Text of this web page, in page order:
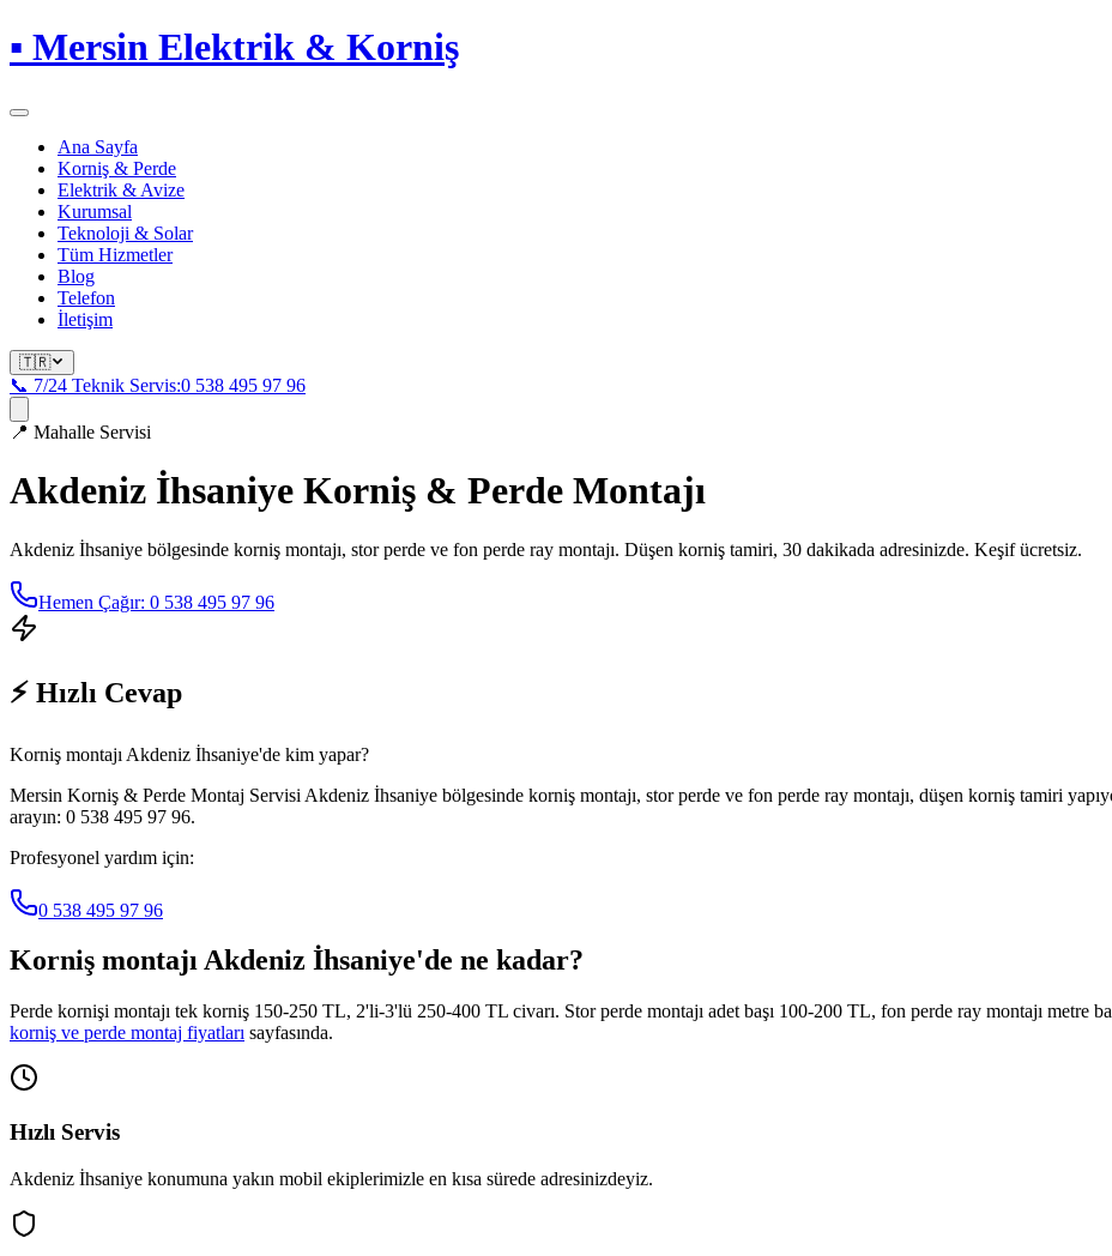
▪ Mersin Elektrik & Korniş
Ana Sayfa
Korniş & Perde
Elektrik & Avize
Kurumsal
Teknoloji & Solar
Tüm Hizmetler
Blog
Telefon
İletişim
🇹🇷
📞 7/24 Teknik Servis:0 538 495 97 96
📍 Mahalle Servisi
Akdeniz İhsaniye Korniş & Perde Montajı
Akdeniz İhsaniye bölgesinde korniş montajı, stor perde ve fon perde ray montajı. Düşen korniş tamiri, 30 dakikada adresinizde. Keşif ücretsiz.
Hemen Çağır: 0 538 495 97 96
⚡ Hızlı Cevap
Korniş montajı Akdeniz İhsaniye'de kim yapar?
Mersin Korniş & Perde Montaj Servisi Akdeniz İhsaniye bölgesinde korniş montajı, stor perde ve fon perde ray montajı, düşen korniş tamiri
arayın: 0 538 495 97 96.
Profesyonel yardım için:
0 538 495 97 96
Korniş montajıAkdeniz İhsaniye'de ne kadar?
Perde kornişi montajı tek korniş 150-250 TL, 2'li-3'lü 250-400 TL civarı. Stor perde montajı adet başı 100-200 TL, fon perde ray montajı metre
korniş ve perde montaj fiyatları sayfasında.
Hızlı Servis
Akdeniz İhsaniye konumuna yakın mobil ekiplerimizle en kısa sürede adresinizdeyiz.